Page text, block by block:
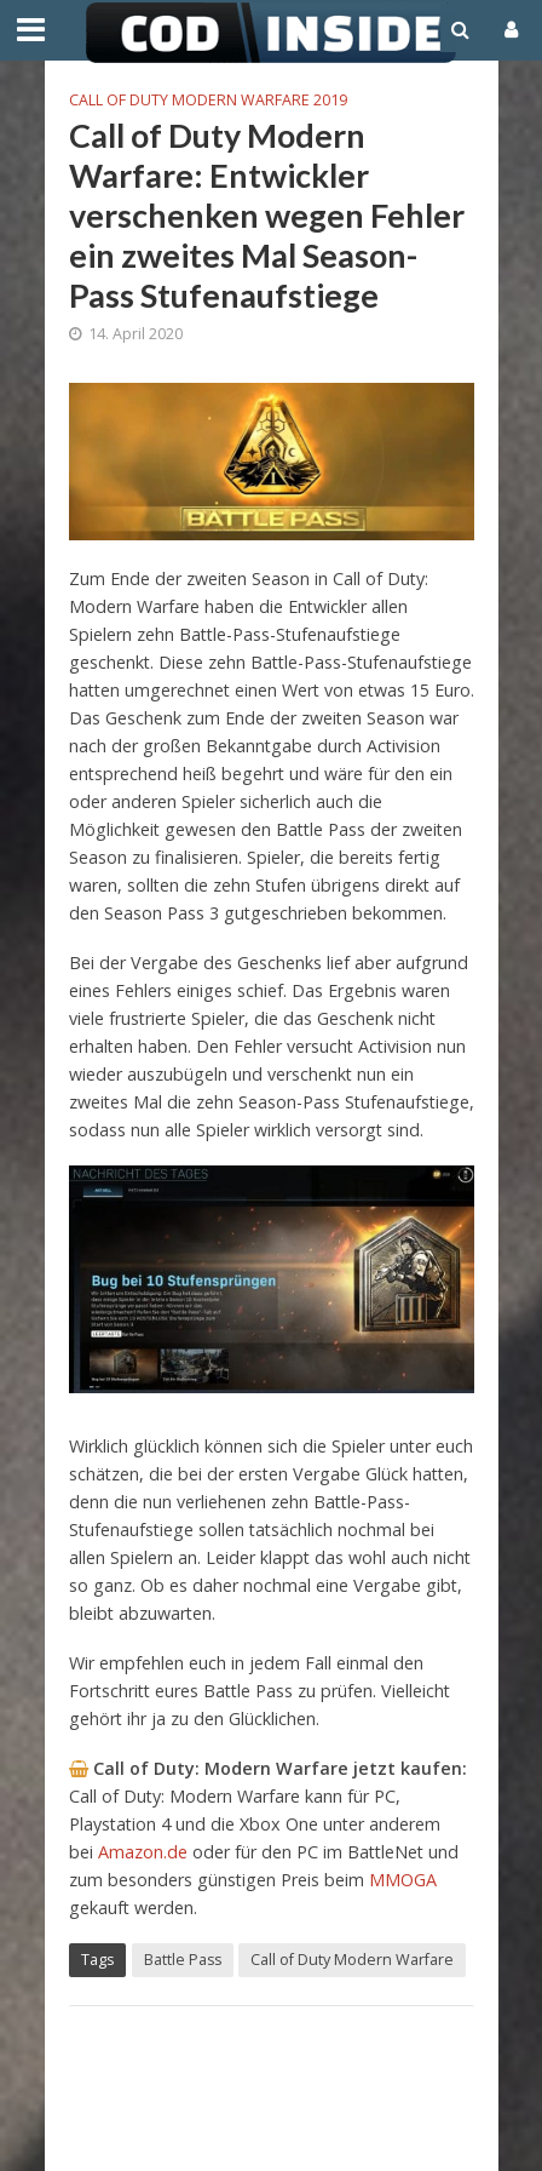
CALL OF DUTY MODERN WARFARE 2019
Call of Duty Modern
Warfare: Entwickler
verschenken wegen Fehler
ein zweites Mal Season-
Pass Stufenaufstiege
14. April 2020
Zum Ende der zweiten Season in Call of Duty:
Modern Warfare haben die Entwickler allen
Spielern zehn Battle-Pass-Stufenaufstiege
geschenkt. Diese zehn Battle-Pass-Stufenaufstiege
hatten umgerechnet einen Wert von etwas 15 Euro.
Das Geschenk zum Ende der zweiten Season war
nach der großen Bekanntgabe durch Activision
entsprechend heiß begehrt und wäre für den ein
oder anderen Spieler sicherlich auch die
Möglichkeit gewesen den Battle Pass der zweiten
Season zu finalisieren. Spieler, die bereits fertig
waren, sollten die zehn Stufen übrigens direkt auf
den Season Pass 3 gutgeschrieben bekommen.
Bei der Vergabe des Geschenks lief aber aufgrund
eines Fehlers einiges schief. Das Ergebnis waren
viele frustrierte Spieler, die das Geschenk nicht
erhalten haben. Den Fehler versucht Activision nun
wieder auszubügeln und verschenkt nun ein
zweites Mal die zehn Season-Pass Stufenaufstiege,
sodass nun alle Spieler wirklich versorgt sind.
Wirklich glücklich können sich die Spieler unter euch
schätzen, die bei der ersten Vergabe Glück hatten,
denn die nun verliehenen zehn Battle-Pass-
Stufenaufstiege sollen tatsächlich nochmal bei
allen Spielern an. Leider klappt das wohl auch nicht
so ganz. Ob es daher nochmal eine Vergabe gibt,
bleibt abzuwarten.
Wir empfehlen euch in jedem Fall einmal den
Fortschritt eures Battle Pass zu prüfen. Vielleicht
gehört ihr ja zu den Glücklichen.
Call of Duty: Modern Warfare jetzt kaufen:
Call of Duty: Modern Warfare kann für PC,
Playstation 4 und die Xbox One unter anderem
bei Amazon.de oder für den PC im BattleNet und
zum besonders günstigen Preis beim MMOGA
gekauft werden.
Tags Battle Pass Call of Duty Modern Warfare